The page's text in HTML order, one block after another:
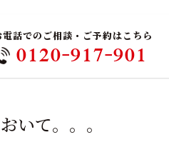
電話でのご相談・ご予約はこちら
0120-917-901
いて。。。